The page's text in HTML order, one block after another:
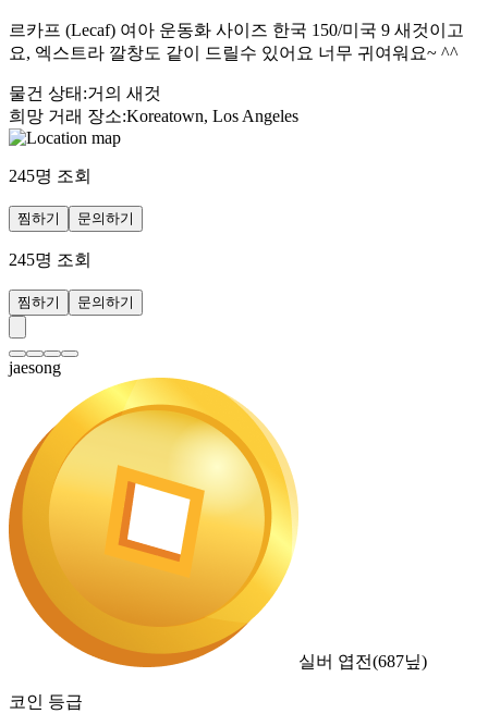
르카프 (Lecaf) 여아 운동화 사이즈 한국 150/미국 9 새것이고
요, 엑스트라 깔창도 같이 드릴수 있어요 너무 귀여워요~ ^^
물건 상태 :거의 새것
희망 거래 장소:Koreatown, Los Angeles
245명 조회
찜하기 문의하기
245명 조회
찜하기 문의하기
jaesong
실버 엽전(687닢)
코인 등급